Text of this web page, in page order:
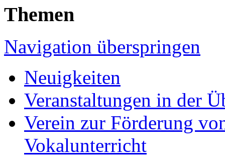
Themen
Navigation überspringen
Neuigkeiten
Veranstaltungen in der
Verein zur Förderung
Vokalunterricht